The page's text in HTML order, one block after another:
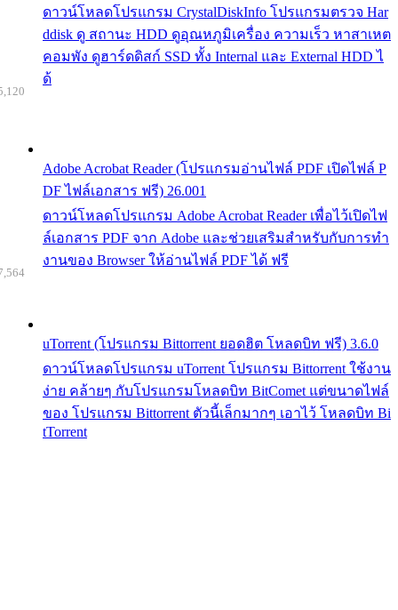
ดาวน์โหลดโปรแกรม CrystalDiskInfo โปรแกรมตรวจ Har
ddisk ดู สถานะ HDD ดูอุณหภูมิเครื่อง ความเร็ว หาสาเหต
คอมพัง ดูฮาร์ดดิสก์ SSD ทั้ง Internal และ External HDD ไ
ด้
Adobe Acrobat Reader (โปรแกรมอ่านไฟล์ PDF เปิดไฟล์ P
DF ไฟล์เอกสาร ฟรี) 26.001
ดาวน์โหลดโปรแกรม Adobe Acrobat Reader เพื่อไว้เปิดไฟ
ล์เอกสาร PDF จาก Adobe และช่วยเสริมสำหรับกับการทำ
งานของ Browser ให้อ่านไฟล์ PDF ได้ ฟรี
uTorrent (โปรแกรม Bittorrent ยอดฮิต โหลดบิท ฟรี) 3.6.0
ดาวน์โหลดโปรแกรม uTorrent โปรแกรม Bittorrent ใช้งาน
ง่าย คล้ายๆ กับโปรแกรมโหลดบิท BitComet แต่ขนาดไฟล์
ของ โปรแกรม Bittorrent ตัวนี้เล็กมากๆ เอาไว้ โหลดบิท Bi
tTorrent